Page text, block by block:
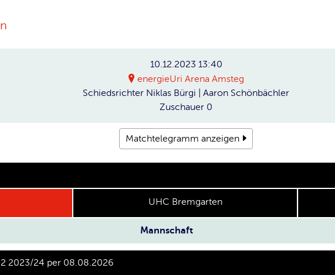
10.12.2023 13:40
energieUri Arena Amsteg
Schiedsrichter Niklas Bürgi | Aaron Schönbächler
Zuschauer 0
Matchtelegramm anzeigen
UHC Bremgarten
Mannschaft
2023/24 per 08.08.2026